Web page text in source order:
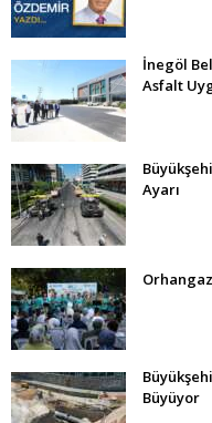
İnegöl
Asfalt
Ayarı
Büyüyor